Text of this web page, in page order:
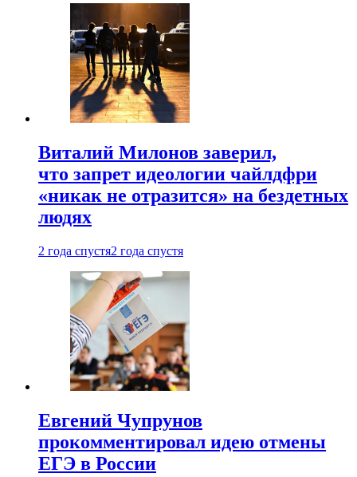
Виталий Милонов заверил,
что запрет идеологии чайлдфри
«никак не отразится» на бездетных
людях
2 года спустя2 года спустя
Евгений Чупрунов
прокомментировал идею отмены
ЕГЭ в России